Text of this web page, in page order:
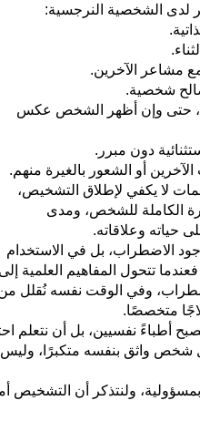
لدى الشخصية النرجسية:
مشاعر الآخرين.
شخصية.
حتى وإن أظهر الشخص عكس
دون مبرر.
أو الشعور بالغيرة منهم.
لا يكفي لإطلاق التشخيص،
الكاملة للشخص، ومدى
حياته وعلاقاته.
الاضطراب، بل في الاستخدام
تتحول المفاهيم العلمية
وفي الوقت نفسه نُقلل
متخصصًا.
نصبح أطباءً نفسيين، بل أن
واثق بنفسه متكبرًا،
ولنتذكر أن التشخيص